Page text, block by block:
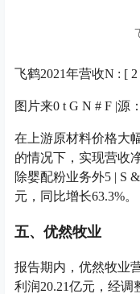
飞鹤2021年营收N : [ 2
图片来0 t G N # F |源
在上游原材料价格大
的情况下，实现营收
除婴配粉业务外5 | S &
元，同比增长63.3%。
五、优然牧业
报告期内，优然牧业
利润20.21亿元，经调